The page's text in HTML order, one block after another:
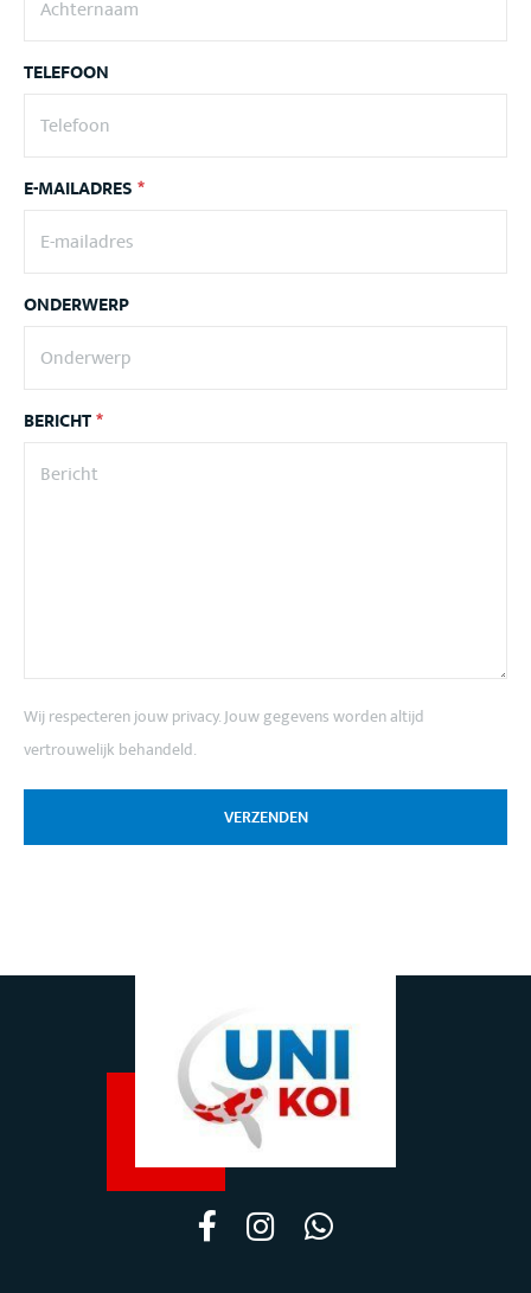
TELEFOON
E-MAILADRES*
ONDERWERP
BERICHT*
Wij respecteren jouw privacy. Jouw gegevens worden altijd
vertrouwelijk behandeld.
VERZENDEN